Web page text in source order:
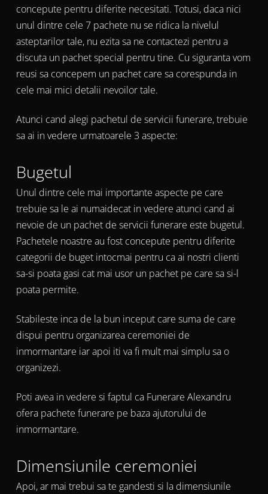
concepute pentru diferite necesitati. Totusi, daca nici
unul dintre cele 7 pachete nu se ridica la nivelul
asteptarilor tale, nu ezita sa ne contactezi pentru a
discuta un pachet special pentru tine. Cu siguranta vom
reusi sa concepem un pachet care sa corespunda in
cele mai mici detalii nevoilor tale.
Atunci cand alegi pachetul de servicii funerare, trebuie
sa ai in vedere urmatoarele 3 aspecte:
Bugetul
Unul dintre cele mai importante aspecte pe care
trebuie sa le ai numaidecat in vedere atunci cand ai
nevoie de un pachet de servicii funerare este bugetul.
Pachetele noastre au fost concepute pentru diferite
categorii de buget intocmai pentru ca ai nostri clienti
sa-si poata gasi cat mai usor un pachet pe care sa si-l
poata permite.
Stabileste inca de la bun inceput care suma de care
dispui pentru organizarea ceremoniei de
inmormantare iar apoi iti va fi mult mai simplu sa o
organizezi.
Poti avea in vedere si faptul ca Funerare Alexandru
ofera pachete funerare pe baza ajutorului de
inmormantare.
Dimensiunile ceremoniei
Apoi, ar mai trebui sa te gandesti si la dimensiunile